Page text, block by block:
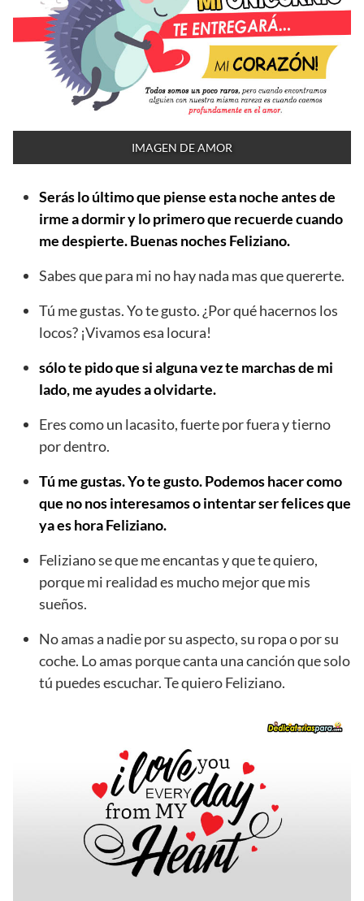
IMAGEN DE AMOR
Serás lo último que piense esta noche antes de
irme a dormir y lo primero que recuerde cuando
me despierte. Buenas noches Feliziano.
Sabes que para mi no hay nada mas que quererte.
Tú me gustas. Yo te gusto. ¿Por qué hacernos los
locos? ¡Vivamos esa locura!
sólo te pido que si alguna vez te marchas de mi
lado, me ayudes a olvidarte.
Eres como un lacasito, fuerte por fuera y tierno
por dentro.
Tú me gustas. Yo te gusto. Podemos hacer como
que no nos interesamos o intentar ser felices que
ya es hora Feliziano.
Feliziano se que me encantas y que te quiero,
porque mi realidad es mucho mejor que mis
sueños.
No amas a nadie por su aspecto, su ropa o por su
coche. Lo amas porque canta una canción que solo
tú puedes escuchar. Te quiero Feliziano.